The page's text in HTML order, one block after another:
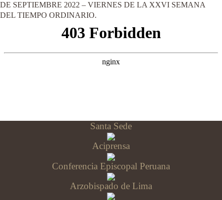
DE SEPTIEMBRE 2022 – VIERNES DE LA XXVI SEMANA
DEL TIEMPO ORDINARIO.
Santa Sede
Aciprensa
Conferencia Episcopal Peruana
Arzobispado de Lima